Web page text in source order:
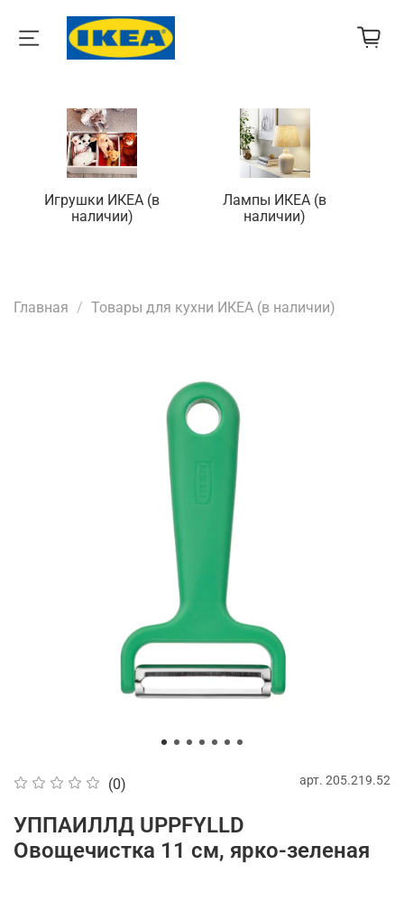
Игрушки ИКЕА (в
наличии)
Лампы ИКЕА (в
наличии)
Главная Товары для кухни ИКЕА (в наличии)
(0) арт. 205.219.52
УППАИЛЛД UPPFYLLD
Овощечистка 11 см, ярко-зеленая